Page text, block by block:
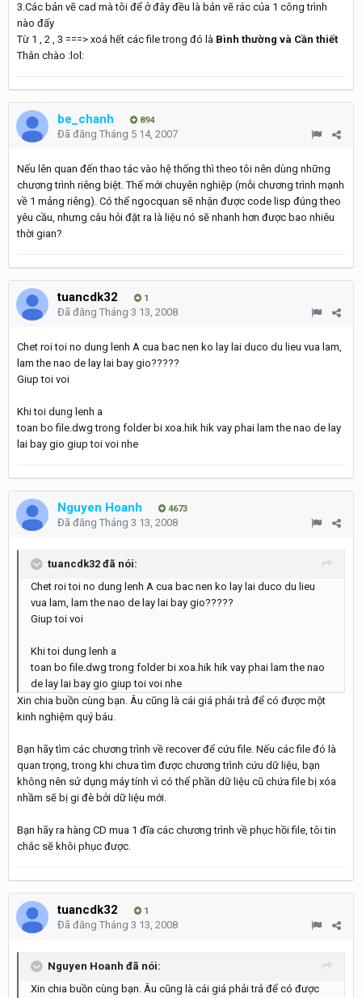
3.Các bản vẽ cad mà tôi để ở đây đều là bản vẽ rác của 1 công trình
nào đấy
Từ 1 , 2 , 3 ===> xoá hết các file trong đó là Bình thường và Cần thiết
Thân chào :lol:
be_chanh 894
Đã đăng Tháng 5 14, 2007
Nếu lên quan đến thao tác vào hệ thống thì theo tôi nên dùng những
chương trình riêng biệt. Thế mới chuyên nghiệp (mỗi chương trình mạnh
về 1 mảng riêng). Có thể ngocquan sẽ nhận được code lisp đúng theo
yêu cầu, nhưng câu hỏi đặt ra là liệu nó sẽ nhanh hơn được bao nhiêu
thời gian?
tuancdk32 1
Đã đăng Tháng 3 13, 2008
Chet roi toi no dung lenh A cua bac nen ko lay lai duco du lieu vua lam,
lam the nao de lay lai bay gio?????
Giup toi voi
Khi toi dung lenh a
toan bo file.dwg trong folder bi xoa.hik hik vay phai lam the nao de lay
lai bay gio giup toi voi nhe
Nguyen Hoanh 4673
Đã đăng Tháng 3 13, 2008
tuancdk32 đã nói:
Chet roi toi no dung lenh A cua bac nen ko lay lai duco du lieu
vua lam, lam the nao de lay lai bay gio?????
Giup toi voi
Khi toi dung lenh a
toan bo file.dwg trong folder bi xoa.hik hik vay phai lam the nao
de lay lai bay gio giup toi voi nhe
Xin chia buồn cùng bạn. Âu cũng là cái giá phải trả để có được một
kinh nghiệm quý báu.
Bạn hãy tìm các chương trình về recover để cứu file. Nếu các file đó là
quan trọng, trong khi chưa tìm được chương trình cứu dữ liệu, bạn
không nên sử dụng máy tính vì có thể phần dữ liệu cũ chứa file bị xóa
nhầm sẽ bị gi đè bởi dữ liệu mới.
Bạn hãy ra hàng CD mua 1 đĩa các chương trình về phục hồi file, tôi tin
chắc sẽ khôi phục được.
tuancdk32 1
Đã đăng Tháng 3 13, 2008
Nguyen Hoanh đã nói:
Xin chia buồn cùng bạn. Âu cũng là cái giá phải trả để có được